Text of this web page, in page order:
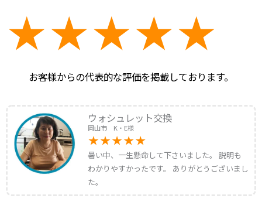
お客様からの代表的な評価を掲載しております。
ウォシュレット交換
岡山市 K・E様
暑い中、一生懸命して下さいました。 説明も
わかりやすかったです。 ありがとうございまし
た。